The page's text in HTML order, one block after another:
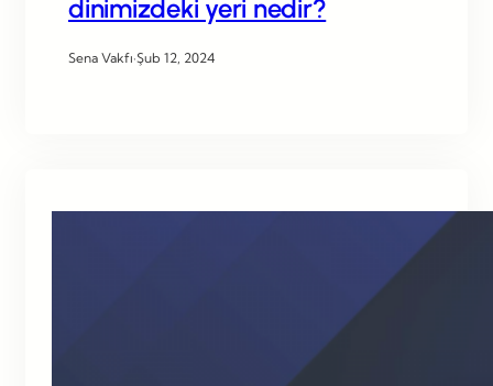
dinimizdeki yeri nedir?
Sena Vakfı·Şub 12, 2024